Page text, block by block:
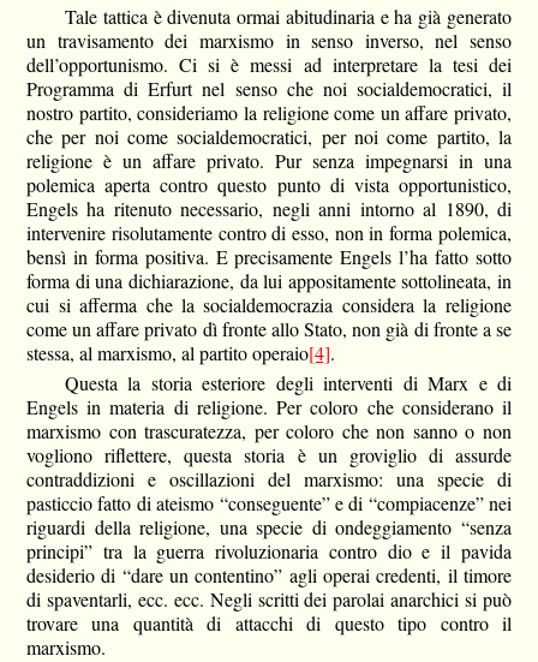
Tale tattica è divenuta ormai abitudinaria e ha già generato
un travisamento dei marxismo in senso inverso, nel senso
dell’opportunismo. Ci si è messi ad interpretare la tesi dei
Programma di Erfurt nel senso che noi socialdemocratici, il
nostro partito, consideriamo la religione come un affare privato,
che per noi come socialdemocratici, per noi come partito, la
religione è un affare privato. Pur senza impegnarsi in una
polemica aperta contro questo punto di vista opportunistico,
Engels ha ritenuto necessario, negli anni intorno al 1890, di
intervenire risolutamente contro di esso, non in forma polemica,
bensì in forma positiva. E precisamente Engels l’ha fatto sotto
forma di una dichiarazione, da lui appositamente sottolineata, in
cui si afferma che la socialdemocrazia considera la religione
come un affare privato dì fronte allo Stato, non già di fronte a se
stessa, al marxismo, al partito operaio[4].
Questa la storia esteriore degli interventi di Marx e di
Engels in materia di religione. Per coloro che considerano il
marxismo con trascuratezza, per coloro che non sanno o non
vogliono riflettere, questa storia è un groviglio di assurde
contraddizioni e oscillazioni del marxismo: una specie di
pasticcio fatto di ateismo “conseguente” e di “compiacenze” nei
riguardi della religione, una specie di ondeggiamento “senza
principi” tra la guerra rivoluzionaria contro dio e il pavida
desiderio di “dare un contentino” agli operai credenti, il timore
di spaventarli, ecc. ecc. Negli scritti dei parolai anarchici si può
trovare una quantità di attacchi di questo tipo contro il
marxismo.